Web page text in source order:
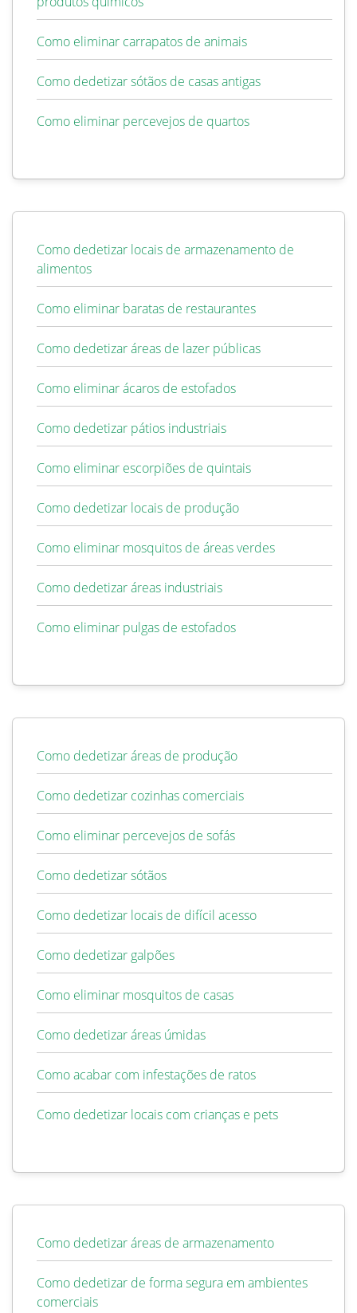
Como eliminar carrapatos de animais
Como dedetizar sótãos de casas antigas
Como eliminar percevejos de quartos
Como dedetizar locais de armazenamento de
alimentos
Como eliminar baratas de restaurantes
Como dedetizar áreas de lazer públicas
Como eliminar ácaros de estofados
Como dedetizar pátios industriais
Como eliminar escorpiões de quintais
Como dedetizar locais de produção
Como eliminar mosquitos de áreas verdes
Como dedetizar áreas industriais
Como eliminar pulgas de estofados
Como dedetizar áreas de produção
Como dedetizar cozinhas comerciais
Como eliminar percevejos de sofás
Como dedetizar sótãos
Como dedetizar locais de difícil acesso
Como dedetizar galpões
Como eliminar mosquitos de casas
Como dedetizar áreas úmidas
Como acabar com infestações de ratos
Como dedetizar locais com crianças e pets
Como dedetizar áreas de armazenamento
Como dedetizar de forma segura em ambientes
comerciais